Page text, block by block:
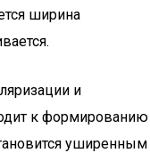
ширина
и
к формированию
уширенным